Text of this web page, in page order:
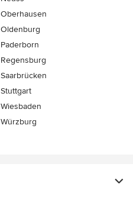
Oberhausen
Oldenburg
Paderborn
Regensburg
Saarbrücken
Stuttgart
Wiesbaden
Würzburg